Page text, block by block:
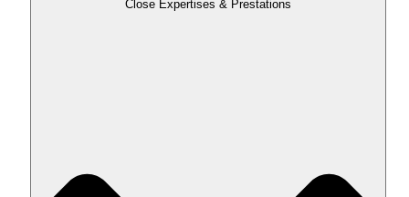
Close Expertises & Prestations